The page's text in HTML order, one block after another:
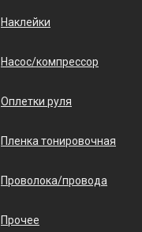
Наклейки
Насос/компрессор
Оплетки руля
Пленка тонировочная
Проволока/провода
Прочее